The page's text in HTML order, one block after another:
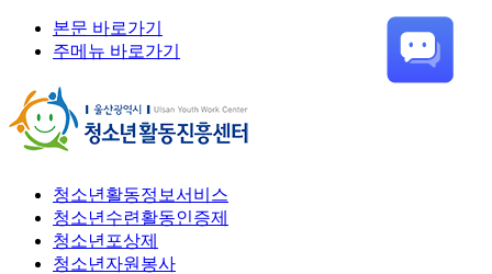
본문 바로가기
주메뉴 바로가기
청소년활동정보서비스
청소년수련활동인증제
청소년포상제
청소년자원봉사